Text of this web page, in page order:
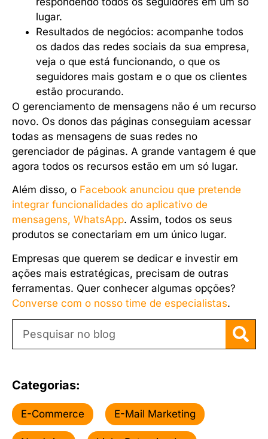
lugar.
Resultados de negócios: acompanhe todos
os dados das redes sociais da sua empresa,
veja o que está funcionando, o que os
seguidores mais gostam e o que os clientes
estão procurando.
O gerenciamento de mensagens não é um recurso
novo. Os donos das páginas conseguiam acessar
todas as mensagens de suas redes no
gerenciador de páginas. A grande vantagem é que
agora todos os recursos estão em um só lugar.
Além disso, o Facebook anunciou que pretende
integrar funcionalidades do aplicativo de
mensagens, WhatsApp. Assim, todos os seus
produtos se conectariam em um único lugar.
Empresas que querem se dedicar e investir em
ações mais estratégicas, precisam de outras
ferramentas. Quer conhecer algumas opções?
Converse com o nosso time de especialistas.
Categorias:
E-Commerce E-Mail Marketing